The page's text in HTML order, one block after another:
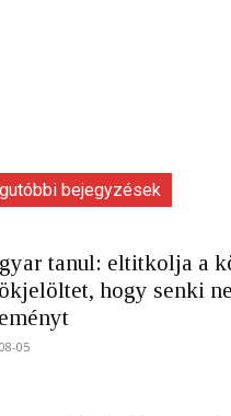
bejegyzések
tanul: eltitkolja a
hogy senki
05